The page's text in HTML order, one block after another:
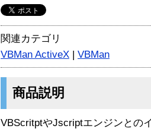
関連カテゴリ
VBMan ActiveX | VBMan
商品説明
VBScritptやJscriptエンジンとの